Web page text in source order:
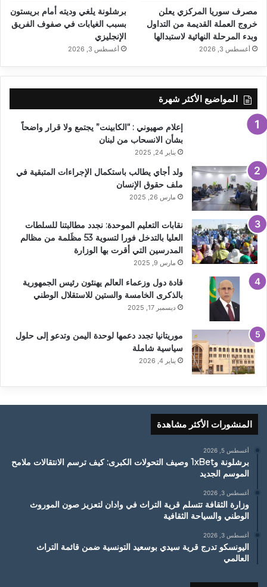
مصرف سوريا المركزي يعلن
خروج العملة القديمة من التداول
وبدء المرحلة النهائية لاستبدالها
أغسطس 3, 2026
برشلونة يلغي وديته أمام بريستون
بسبب الغيابات في صفوف الفريق
الإنجليزي
أغسطس 3, 2026
المواضيع الأكثر شهرة
إعلام صهيوني : “الكابينت” يجتمع ولا قرار واضحاً
بشأن الانسحاب من لبنان
يناير 24, 2025
ولد أجاي يطالب باستكمال الإجراءات المتبقية في
ملف حقوق الإنسان
مارس 26, 2025
نقابات التعليم الموحدة: نجدد مطالبتنا للسلطات
العليا بالتدخل فورا لتسوية 53 مظَلمة من مظالم
المدرسين التي أقرت بها الوزارة
مارس 9, 2025
قادة دول وزعماء العالم يهنئون رئيس الجمهورية
بالذكرى الخامسة والستين للاستقلال الوطني
ديسمبر 17, 2025
موريتانيا تجدد دعمها لوحدة اليمن وتدعو إلى حلول
سياسية شاملة
يناير 4, 2026
المنشورات الأكثر مشاهدة
أغسطس 5, 2026
برشلونة و1xBet وصيف التحولات الكبرى: كيف ترسم الانتقالات ملامح
الموسم الجديد
أغسطس 3, 2026
وزارة الثقافة تتسلم قرية التراث في وادان لتعزيز صون الموروث
الوطني والسياحة الثقافية
أغسطس 3, 2026
اليونسكو تدرج قرية سيدي بوسعيد التونسية ضمن قائمة التراث
العالمي